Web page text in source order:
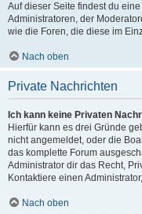
Auf dieser Seite findest du
Administratoren, der
wie die Foren, die diese im
Nach oben
Private Nachrichten
Ich kann keine Privaten
Hierfür kann es drei Gründe
nicht angemeldet, oder die
das komplette Forum
Administrator dir das Recht,
Kontaktiere einen
Nach oben